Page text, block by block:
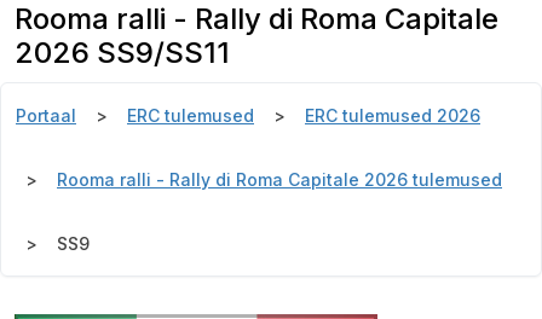
Rooma ralli - Rally di Roma Capitale
2026 SS9/SS11
Portaal ERC tulemused ERC tulemused 2026
Rooma ralli - Rally di Roma Capitale 2026 tulemused
SS9